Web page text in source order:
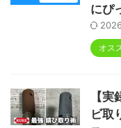
にぴ
オス
【
ビ取